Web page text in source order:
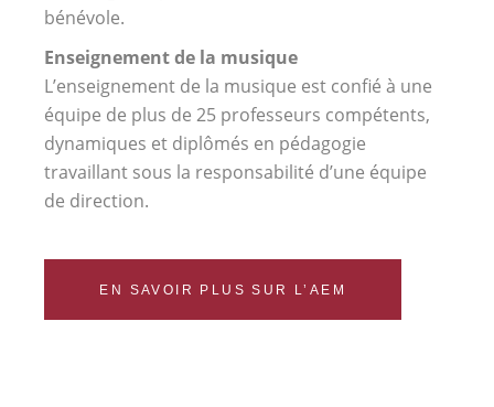
bénévole.
Enseignement de la musique
L’enseignement de la musique est confié à une
équipe de plus de 25 professeurs compétents,
dynamiques et diplômés en pédagogie
travaillant sous la responsabilité d’une équipe
de direction.
EN SAVOIR PLUS SUR L’AEM